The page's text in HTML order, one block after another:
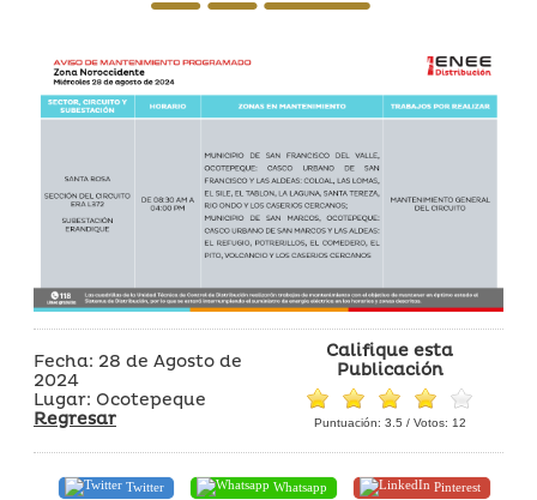
Fecha: 28 de Agosto de
2024
Lugar: Ocotepeque
Regresar
Califique esta
Publicación
Puntuación: 3.5 / Votos: 12
Twitter Whatsapp Pinterest